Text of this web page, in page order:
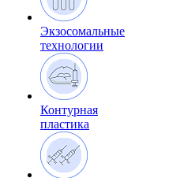
Экзосомальные
технологии
Контурная
пластика